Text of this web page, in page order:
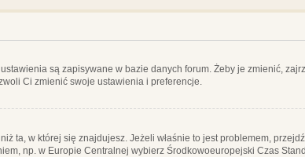
są zapisywane w bazie danych forum. Żeby je zmienić,
Ci zmienić swoje ustawienia i preferencje.
ta, w której się znajdujesz. Jeżeli właśnie to jest problemem,
np. w Europie Centralnej wybierz Środkowoeuropejski Czas